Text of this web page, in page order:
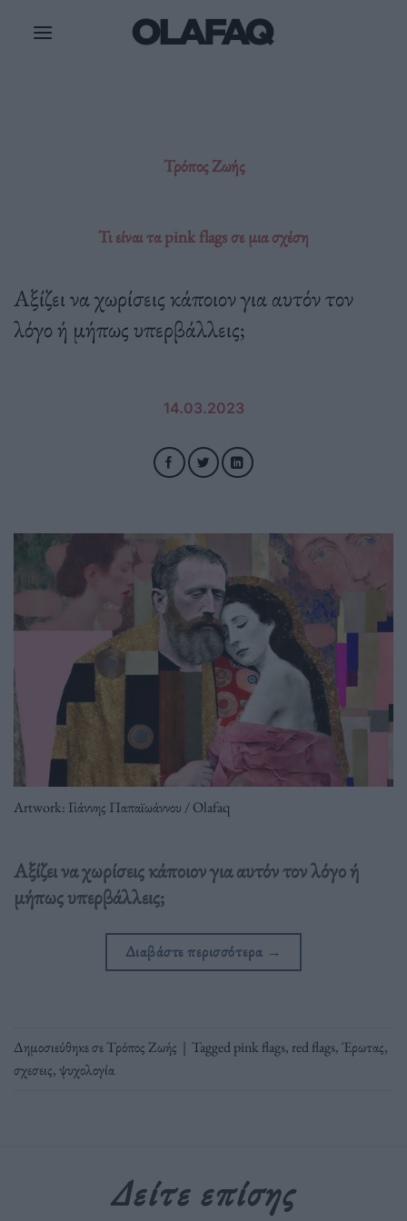
Τρόπος Ζωής
Τι είναι τα pink flags σε μια σχέση
Αξίζει να χωρίσεις κάποιον για αυτόν τον
λόγο ή μήπως υπερβάλλεις;
14.03.2023
Artwork: Γιάννης Παπαϊωάννου / Olafaq
Αξίζει να χωρίσεις κάποιον για αυτόν τον λόγο ή
μήπως υπερβάλλεις;
Διαβάστε περισσότερα →
Δημοσιεύθηκε σεΤρόπος Ζωής | Taggedpink flags, red flags,Έρωτας,
σχεσεις,ψυχολογία
Δείτε επίσης